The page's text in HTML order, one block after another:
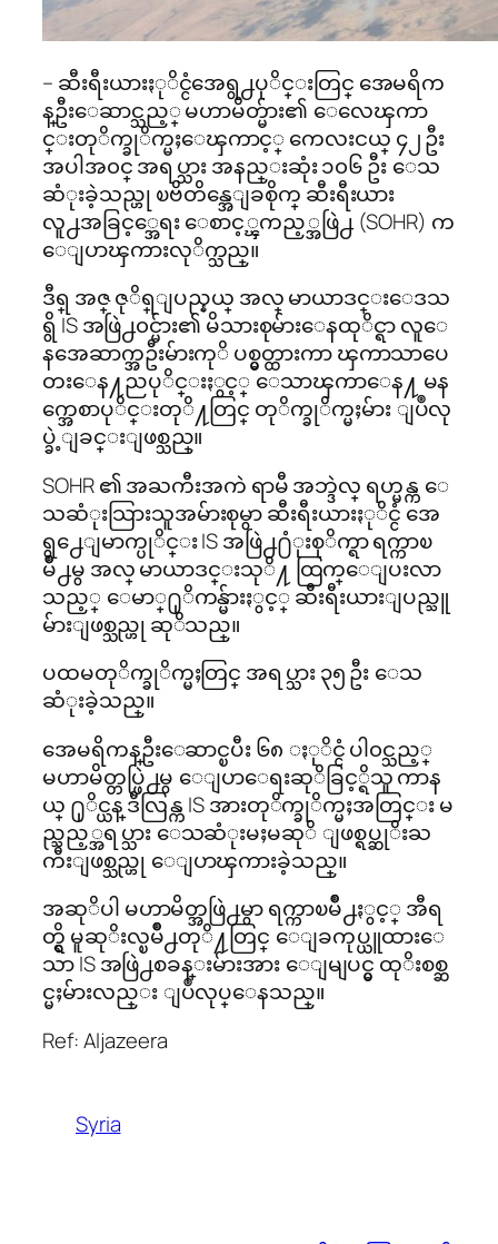
– ဆီးရီးယားႏုိင္ငံအေရွ႕ပုိင္းတြင္ အေမရိက
န္ဦးေဆာင္သည့္ မဟာမိတ္မ်ား၏ ေလေၾကာ
င္းတုိက္ခုိက္မႈေၾကာင့္ ကေလးငယ္ ၄၂ ဦး
အပါအ၀င္ အရပ္သား အနည္းဆုံး ၁၀၆ ဦး ေသ
ဆံုးခဲ့သည္ဟု ၿဗိတိန္အေျခစိုက္ ဆီးရီးယား
လူ႕အခြင့္အေရး ေစာင့္ၾကည့္အဖြဲ႕ (SOHR) က
ေျပာၾကားလုိက္သည္။
ဒီရ္ အဇ္ ဇုိရ္ျပည္နယ္ အလ္ မာယာဒင္းေဒသ
ရွိ IS အဖြဲ႕၀င္မ်ား၏ မိသားစုမ်ားေနထုိင္ရာ လူေ
နအေဆာက္အဦးမ်ားကုိ ပစ္မွတ္ထားကာ ၾကာသာပေ
တးေန႔ညပုိင္းႏွင့္ ေသာၾကာေန႔ မန
က္အေစာပုိင္းတုိ႔တြင္ တုိက္ခုိက္မႈမ်ား ျပဳလု
ပ္ခဲ့ျခင္းျဖစ္သည္။
SOHR ၏ အႀကီးအကဲ ရာမီ အဘ္ဒဲလ္ ရဟ္မန္က ေ
သဆံုးသြားသူအမ်ားစုမွာ ဆီးရီးယားႏုိင္ငံ အေ
ရွ႕ေျမာက္ပုိင္း IS အဖြဲ႕႐ံုးစုိက္ရာ ရက္ကာၿ
မိဳ႕မွ အလ္ မာယာဒင္းသုိ႔ ထြက္ေျပးလာ
သည့္ ေမာ္႐ုိကန္မ်ားႏွင့္ ဆီးရီးယားျပည္သူ
မ်ားျဖစ္သည္ဟု ဆုိသည္။
ပထမတုိက္ခုိက္မႈတြင္ အရပ္သား ၃၅ ဦး ေသ
ဆံုးခဲ့သည္။
အေမရိကန္ဦးေဆာင္ၿပီး ၆၈ ႏုိင္ငံ ပါ၀င္သည့္
မဟာမိတ္တပ္ဖြဲ႕မွ ေျပာေရးဆုိခြင့္ရိသူ ကာန
ယ္ ႐ုိင္ယန္ ဒီလြန္က IS အားတုိက္ခုိက္မႈအတြင္း မ
ည္သည့္အရပ္သား ေသဆံုးမႈမဆုိ ျဖစ္ရပ္ဆုိးႀ
ကီးျဖစ္သည္ဟု ေျပာၾကားခဲ့သည္။
အဆုိပါ မဟာမိတ္အဖြဲ႕မွာ ရက္ကာၿမိဳ႕ႏွင့္ အီရ
တ္ရွိ မူဆုိးလ္ၿမိဳ႕တုိ႔တြင္ ေျခကုပ္ယူထားေ
သာ IS အဖြဲ႕စခန္းမ်ားအား ေျမျပင္မွ ထုိးစစ္ဆ
င္မႈမ်ားလည္း ျပဳလုပ္ေနသည္။
Ref: Aljazeera
Syria